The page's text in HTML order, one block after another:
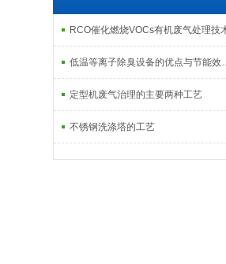
RCO催化燃烧VOCs有机废气处理技
低温等离子
定型机废气治理的主要两种工艺
不锈钢洗涤塔的工艺